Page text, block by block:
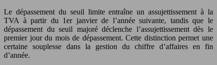
Le dépassement du seuil limite entraîne un assujettissement à la
TVA à partir du 1er janvier de l’année suivante, tandis que le
dépassement du seuil majoré déclenche l’assujettissement dès le
premier jour du mois de dépassement. Cette distinction permet une
certaine souplesse dans la gestion du chiffre d’affaires en fin
d’année.